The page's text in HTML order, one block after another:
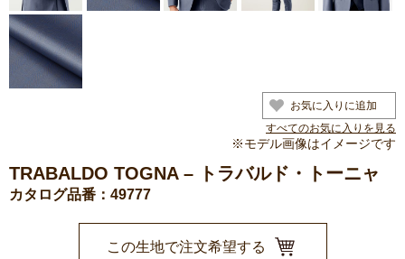
お気に入りに追加
すべてのお気に入りを見る
※モデル画像はイメージです
TRABALDO TOGNA – トラバルド・トーニャ
カタログ品番：49777
この生地で注文希望する